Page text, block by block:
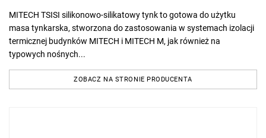
MITECH TSISI silikonowo-silikatowy tynk to gotowa do użytku
masa tynkarska, stworzona do zastosowania w systemach izolacji
termicznej budynków MITECH i MITECH M, jak również na
typowych nośnych...
ZOBACZ NA STRONIE PRODUCENTA